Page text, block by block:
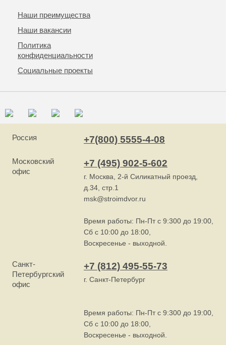
Наши преимущества
Наши вакансии
Политика
конфиденциальности
Социальные проекты
Россия +7(800) 5555-4-08
Московский
офис
+7 (495) 902-5-602
г. Москва, 2-й Силикатный проезд,
д.34, стр.1
msk@stroimdvor.ru
Время работы: Пн-Пт с 9:300 до 19:00,
Сб с 10:00 до 18:00,
Воскресенье - выходной.
Санкт-
Петербургский
офис
+7 (812) 495-55-73
г. Санкт-Петербург
Время работы: Пн-Пт с 9:300 до 19:00,
Сб с 10:00 до 18:00,
Воскресенье - выходной.